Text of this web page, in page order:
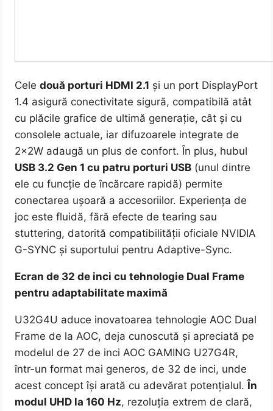
Celedouă porturi HDMI 2.1 și un port DisplayPort
1.4 asigură conectivitate sigură, compatibilă atât
cu plăcile grafice de ultimă generație, cât și cu
consolele actuale, iar difuzoarele integrate de
2x2W adaugă un plus de confort. În plus, hubul
USB 3.2 Gen 1 cu patru porturi USB (unul dintre
ele cu funcție de încărcare rapidă) permite
conectarea ușoară a accesoriilor. Experiența de
joc este fluidă, fără efecte de tearing sau
stuttering, datorită compatibilității oficiale NVIDIA
G-SYNC și suportului pentru Adaptive-Sync.
Ecran de 32 de inci cu tehnologie Dual Frame
pentru adaptabilitate maximă
U32G4U aduce inovatoarea tehnologie AOC Dual
Frame de la AOC, deja cunoscută și apreciată pe
modelul de 27 de inci AOC GAMING U27G4R,
într-un format mai generos, de 32 de inci, unde
acest concept își arată cu adevărat potențialul. În
modul UHD la 160 Hz, rezoluția extrem de clară,